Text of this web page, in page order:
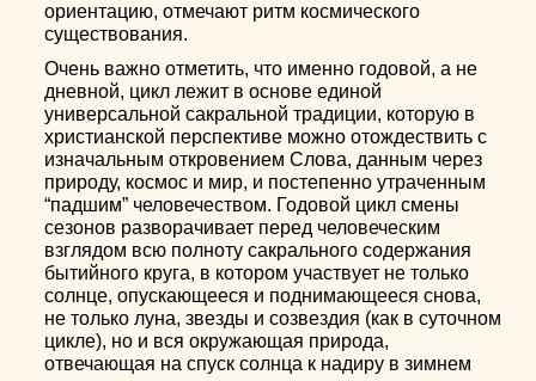
ориентацию, отмечают ритм космического
существования.
Очень важно отметить, что именно годовой, а не
дневной, цикл лежит в основе единой
универсальной сакральной традиции, которую в
христианской перспективе можно отождествить с
изначальным откровением Слова, данным через
природу, космос и мир, и постепенно утраченным
“падшим” человечеством. Годовой цикл смены
сезонов разворачивает перед человеческим
взглядом всю полноту сакрального содержания
бытийного круга, в котором участвует не только
солнце, опускающееся и поднимающееся снова,
не только луна, звезды и созвездия (как в суточном
цикле), но и вся окружающая природа,
отвечающая на спуск солнца к надиру в зимнем